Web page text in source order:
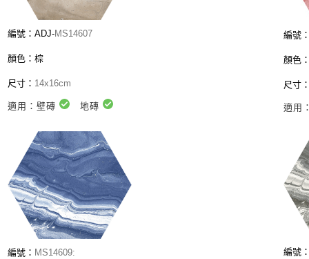
編號：ADJ-MS14607
顏色：棕
尺寸： 14x16cm
適用：壁磚 地磚
編號
顏色
尺寸
適用
編號： MS14609: 編號